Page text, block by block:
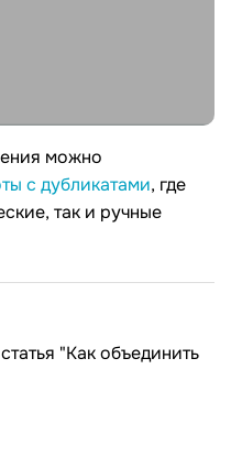
можно
с дубликатами, где
так и ручные
"Как объединить